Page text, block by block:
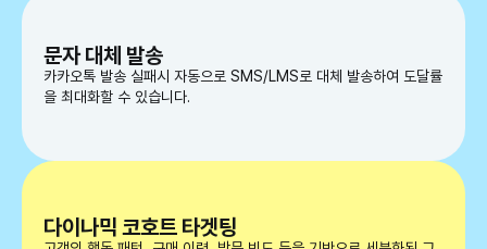
문자 대체 발송
카카오톡 발송 실패시 자동으로 SMS/LMS로 대체 발송하여 도달률
을 최대화할 수 있습니다.
다이나믹 코호트 타겟팅